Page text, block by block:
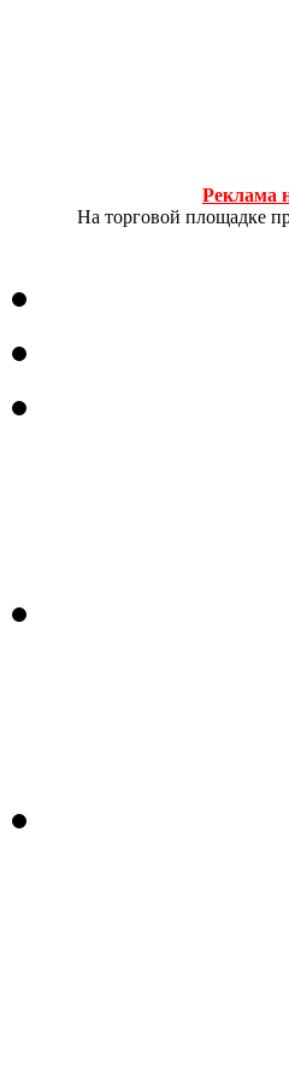
Реклама
На торговой площадке